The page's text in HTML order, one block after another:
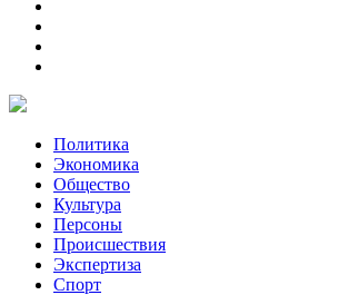
Политика
Экономика
Общество
Культура
Персоны
Происшествия
Экспертиза
Спорт